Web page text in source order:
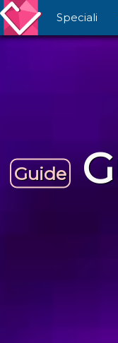
Speciali
Guide